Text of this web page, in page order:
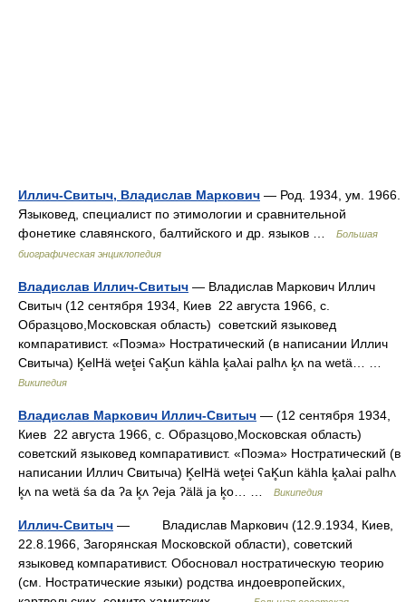
Иллич-Свитыч, Владислав Маркович — Род. 1934, ум. 1966.
Языковед, специалист по этимологии и сравнительной
фонетике славянского, балтийского и др. языков …
Большая
биографическая энциклопедия
Владислав Иллич-Свитыч — Владислав Маркович Иллич
Свитыч (12 сентября 1934, Киев 22 августа 1966, с.
Образцово,Московская область) советский языковед
компаративист. «Поэма» Ностратический (в написании Иллич
Свитыча) K̥elHä wet̥ei ʕaK̥un kähla k̥aλai palhʌ k̥ʌ na wetä… …
Википедия
Владислав Маркович Иллич-Свитыч — (12 сентября 1934,
Киев 22 августа 1966, с. Образцово,Московская область)
советский языковед компаративист. «Поэма» Ностратический (в
написании Иллич Свитыча) K̥elHä wet̥ei ʕaK̥un kähla k̥aλai palhʌ
k̥ʌ na wetä śa da ʔa k̥ʌ ʔeja ʔälä ja k̥o… …
Википедия
Иллич-Свитыч — Владислав Маркович (12.9.1934, Киев,
22.8.1966, Загорянская Московской области), советский
языковед компаративист. Обосновал ностратическую теорию
(см. Ностратические языки) родства индоевропейских,